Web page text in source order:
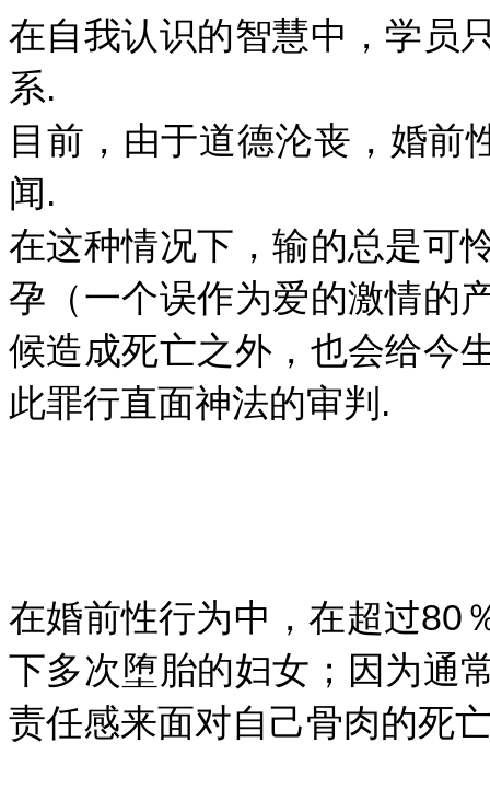
在自我认识的智慧中，学员
系.
目前，由于道德沦丧，婚前
闻.
在这种情况下，输的总是可
孕（一个误作为爱的激情的
候造成死亡之外，也会给今
此罪行直面神法的审判.
在婚前性行为中，在超过80
下多次堕胎的妇女；因为通
责任感来面对自己骨肉的死